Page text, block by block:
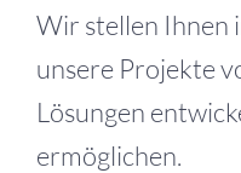
Wir stellen Ihnen
unsere Projekte
Lösungen
ermöglichen.